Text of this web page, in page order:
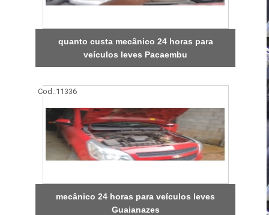
quanto custa mecânico 24 horas para
veículos leves Pacaembu
Cod.:11336
mecânico 24 horas para veículos leves
Guaianazes